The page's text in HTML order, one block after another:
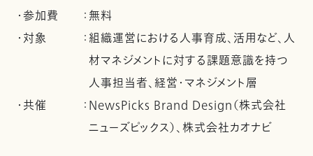
・参加費
： 無料
・対象
：組織運営における人事育成、活用など、人
材マネジメントに対する課題意識を持つ
人事担当者、経営・マネジメント層
・共催
： NewsPicks Brand Design（株式会社
ニューズピックス）、株式会社カオナビ